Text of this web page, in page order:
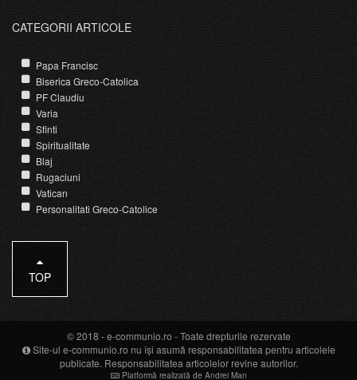
CATEGORII ARTICOLE
Papa Francisc
Biserica Greco-Catolica
PF Claudiu
Varia
Sfinti
Spiritualitate
Blaj
Rugaciuni
Vatican
Personalitati Greco-Catolice
TOP
© 2018 -e-communio.ro - Toate drepturile rezervate
Site-ul e-communio.ro nu își asumă responsabilitatea pentru articolele
publicate. Responsabilitatea articolelor revine autorilor.
Platformă realizată de Andrei Man